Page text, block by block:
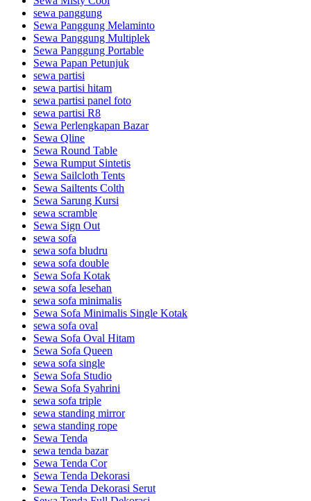
sewa panggung
Sewa Panggung Melaminto
Sewa Panggung Multiplek
Sewa Panggung Portable
Sewa Papan Petunjuk
sewa partisi
sewa partisi hitam
sewa partisi panel foto
sewa partisi R8
Sewa Perlengkapan Bazar
Sewa Qline
Sewa Round Table
Sewa Rumput Sintetis
Sewa Sailcloth Tents
Sewa Sailtents Colth
Sewa Sarung Kursi
sewa scramble
Sewa Sign Out
sewa sofa
sewa sofa bludru
sewa sofa double
Sewa Sofa Kotak
sewa sofa lesehan
sewa sofa minimalis
Sewa Sofa Minimalis Single Kotak
sewa sofa oval
Sewa Sofa Oval Hitam
Sewa Sofa Queen
sewa sofa single
Sewa Sofa Studio
Sewa Sofa Syahrini
sewa sofa triple
sewa standing mirror
sewa standing rope
Sewa Tenda
sewa tenda bazar
Sewa Tenda Cor
Sewa Tenda Dekorasi
Sewa Tenda Dekorasi Serut